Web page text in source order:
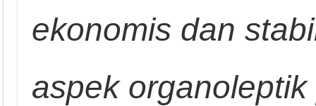
ekonomis dan
aspek